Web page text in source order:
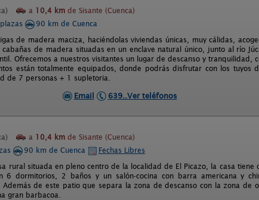
a 10,4 km de Sisante (Cuenca)
90 km de Cuenca
de madera maciza, haciéndolas viviendas únicas, muy cálidas,
cabañas de madera situadas en un enclave natural único, junto al río
Ofrecemos a nuestros visitantes un lugar de descanso y tranquilidad,
están totalmente equipados, donde podrás disfrutar con los tuyos
de 7 personas + 1 supletoria.
Email
639..Ver teléfonos
a 10,4 km de Sisante (Cuenca)
90 km de Cuenca
Fechas Libres
rural situada en pleno centro de la localidad de El Picazo, la casa tiene
6 dormitorios, 2 baños y un salón-cocina con barra americana y
de este patio que separa la zona de descanso con la zona de
gran barbacoa.